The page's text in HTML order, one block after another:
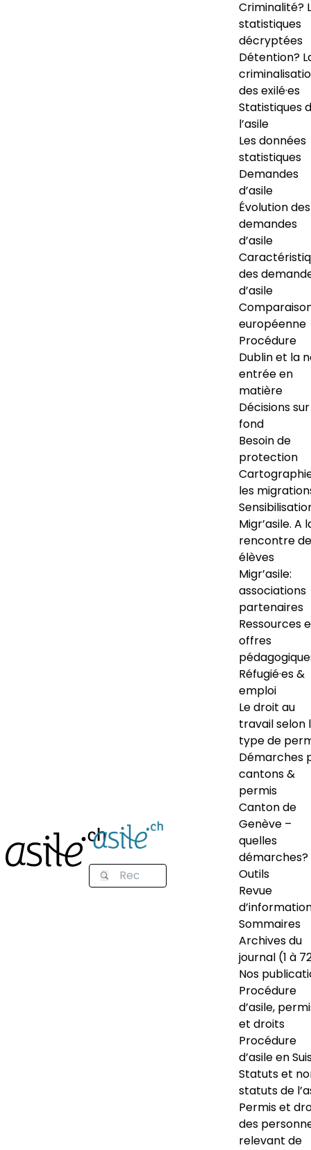
Criminalité?
statistiques
décryptées
Détention?
des exilé·es
Statistiques
l’asile
Les données
statistiques
Demandes
d’asile
Évolution des
demandes
d’asile
des
d’asile
européenne
Procédure
Dublin et la
entrée en
matière
Décisions
fond
Besoin de
protection
les
Migr’asile. A
rencontre
élèves
Migr’asile:
associations
partenaires
Ressources
offres
Réfugié·es &
emploi
Le droit au
travail selon
type de
Démarches
cantons &
permis
Canton de
Genève –
quelles
démarches?
Outils
Revue
Sommaires
Archives du
journal (1 à
Nos
Procédure
d’asile,
et droits
Procédure
d’asile en
Statuts et
statuts de
Permis et
des
relevant de